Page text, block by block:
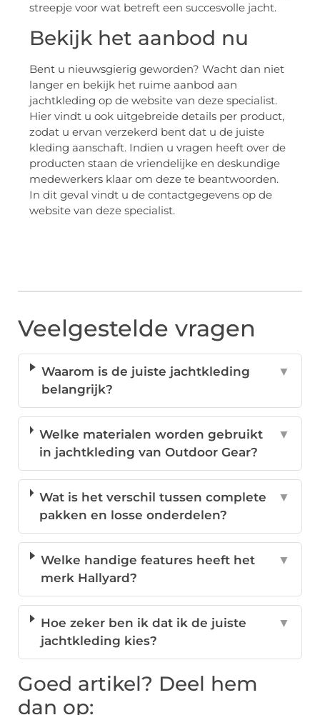
streepje voor wat betreft een succesvolle jacht.
Bekijk het aanbod nu
Bent u nieuwsgierig geworden? Wacht dan niet
langer en bekijk het ruime aanbod aan
jachtkleding op de website van deze specialist.
Hier vindt u ook uitgebreide details per product,
zodat u ervan verzekerd bent dat u de juiste
kleding aanschaft. Indien u vragen heeft over de
producten staan de vriendelijke en deskundige
medewerkers klaar om deze te beantwoorden.
In dit geval vindt u de contactgegevens op de
website van deze specialist.
Veelgestelde vragen
Waarom is de juiste jachtkleding
belangrijk?
▼
Welke materialen worden gebruikt
in jachtkleding van Outdoor Gear?
▼
Wat is het verschil tussen complete
pakken en losse onderdelen?
▼
Welke handige features heeft het
merk Hallyard?
▼
Hoe zeker ben ik dat ik de juiste
jachtkleding kies?
▼
Goed artikel? Deel hem
dan op: